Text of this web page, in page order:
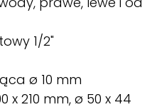
1/2"
ø 10 mm
x 210 mm, ø 50 x 44